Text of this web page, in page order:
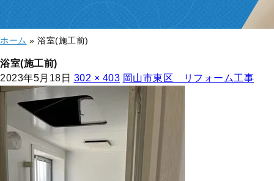
ホーム » 浴室(施工前)
浴室(施工前)
2023年5月18日 302 × 403 岡山市東区 リフォーム工事